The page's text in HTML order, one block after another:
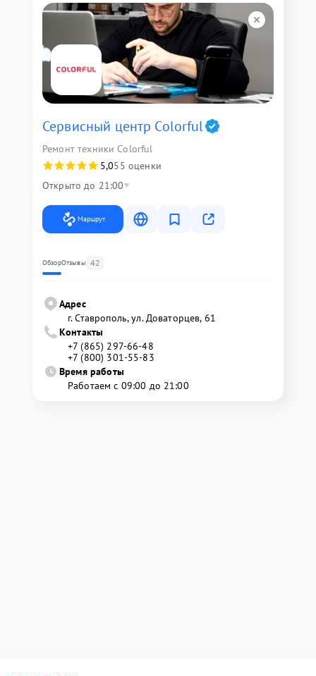
Сервисный центр Colorful
Ремонт техники Colorful
5,055 оценки
Открыто до 21:00
Маршрут
ОбзорОтзывы 42
Адрес
г. Ставрополь, ул. Доваторцев, 61
Контакты
+7 (865) 297-66-48
+7 (800) 301-55-83
Время работы
Работаем с 09:00 до 21:00